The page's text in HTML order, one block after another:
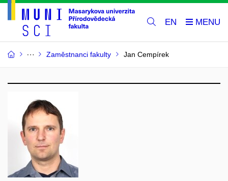
EN
Zaměstnanci fakulty Jan Cempírek